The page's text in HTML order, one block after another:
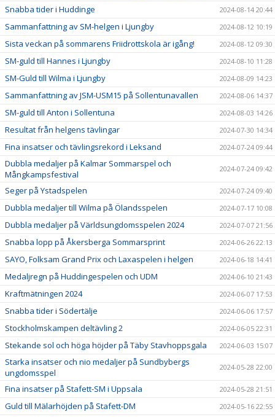
Snabba tider i Huddinge 2024-08-14 20:44
Sammanfattning av SM-helgen i Ljungby 2024-08-12 10:19
Sista veckan på sommarens Friidrottskola är igång! 2024-08-12 09:30
SM-guld till Hannes i Ljungby 2024-08-10 11:28
SM-Guld till Wilma i Ljungby 2024-08-09 14:23
Sammanfattning av JSM-USM15 på Sollentunavallen 2024-08-06 14:37
SM-guld till Anton i Sollentuna 2024-08-03 14:26
Resultat från helgens tävlingar 2024-07-30 14:34
Fina insatser och tävlingsrekord i Leksand 2024-07-24 09:44
Dubbla medaljer på Kalmar Sommarspel och
Mångkampsfestival
2024-07-24 09:42
Seger på Ystadspelen 2024-07-24 09:40
Dubbla medaljer till Wilma på Ölandsspelen 2024-07-17 10:08
Dubbla medaljer på Världsungdomsspelen 2024 2024-07-07 21:56
Snabba lopp på Åkersberga Sommarsprint 2024-06-26 22:13
SAYO, Folksam Grand Prix och Laxaspelen i helgen 2024-06-18 14:41
Medaljregn på Huddingespelen och UDM 2024-06-10 21:43
Kraftmätningen 2024 2024-06-07 17:53
Snabba tider i Södertälje 2024-06-06 17:57
Stockholmskampen deltävling 2 2024-06-05 22:31
Stekande sol och höga höjder på Täby Stavhoppsgala 2024-06-03 15:07
Starka insatser och nio medaljer på Sundbybergs
ungdomsspel
2024-05-28 22:00
Fina insatser på Stafett-SM i Uppsala 2024-05-28 21:51
Guld till Mälarhöjden på Stafett-DM 2024-05-16 22:55